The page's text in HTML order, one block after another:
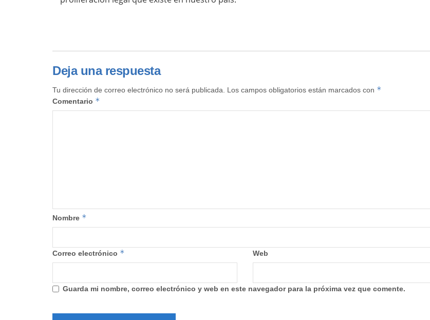
Deja una respuesta
Tu dirección de correo electrónico no será publicada. Los campos obligatorios están marcados con *
Comentario *
Nombre *
Correo electrónico * Web
Guarda mi nombre, correo electrónico y web en este navegador para la próxima vez que comente.